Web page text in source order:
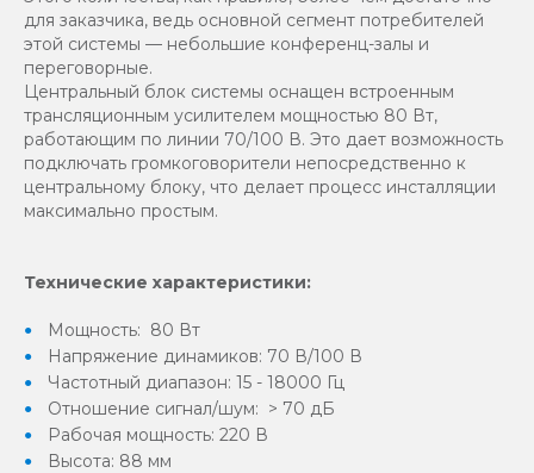
для заказчика, ведь основной сегмент потребителей
этой системы — небольшие конференц-залы и
переговорные.
Центральный блок системы оснащен встроенным
трансляционным усилителем мощностью 80 Вт,
работающим по линии 70/100 В. Это дает возможность
подключать громкоговорители непосредственно к
центральному блоку, что делает процесс инсталляции
максимально простым.
Технические характеристики:
Мощность: 80 Вт
Напряжение динамиков: 70 В/100 В
Частотный диапазон: 15 - 18000 Гц
Отношение сигнал/шум: > 70 дБ
Рабочая мощность: 220 В
Высота: 88 мм